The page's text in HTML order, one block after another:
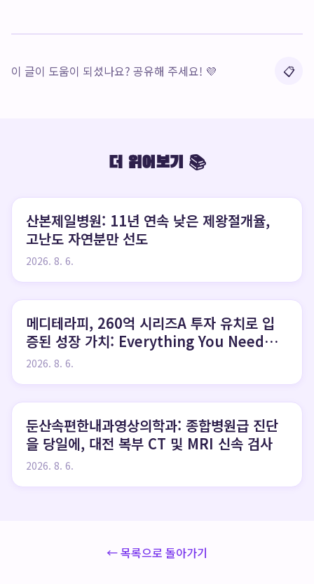
이 글이 도움이 되셨나요? 공유해 주세요! 💜 📋
더 읽어보기 📚
산본제일병원: 11년 연속 낮은 제왕절개율,
고난도 자연분만 선도
2026. 8. 6.
메디테라피, 260억 시리즈A 투자 유치로 입
증된 성장 가치: Everything You Need
to Know
2026. 8. 6.
둔산속편한내과영상의학과: 종합병원급 진단
을 당일에, 대전 복부 CT 및 MRI 신속 검사
2026. 8. 6.
← 목록으로 돌아가기